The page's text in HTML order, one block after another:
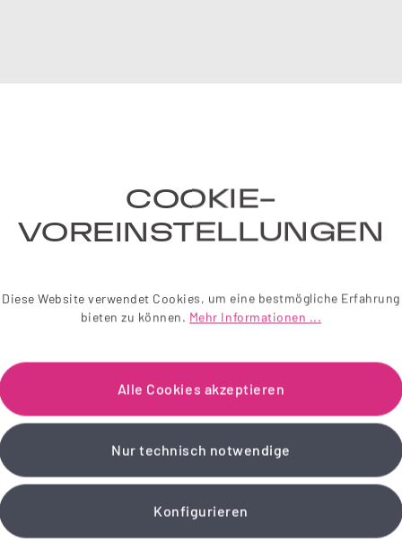
Wir
COOKIE-
VOREINSTELLUNGEN
Diese Website verwendet Cookies, um eine bestmögliche Erfahrung
bieten zu können. Mehr Informationen ...
Alle Cookies akzeptieren
Nur technisch notwendige
Konfigurieren